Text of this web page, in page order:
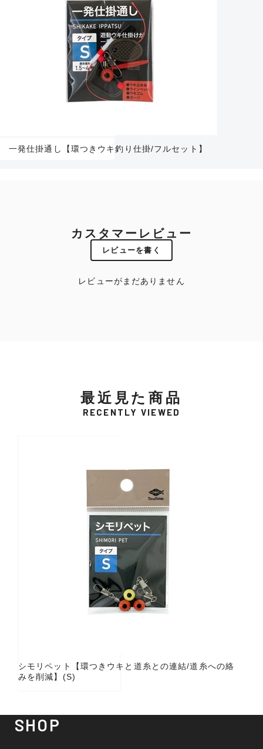
一発仕掛通し【環つきウキ釣り仕掛/フルセット】
カスタマーレビュー
レビューを書く
レビューがまだありません
最近見た商品
RECENTLY VIEWED
シモリペット【環つきウキと道糸との連結/道糸への絡
みを削減】(S)
SHOP